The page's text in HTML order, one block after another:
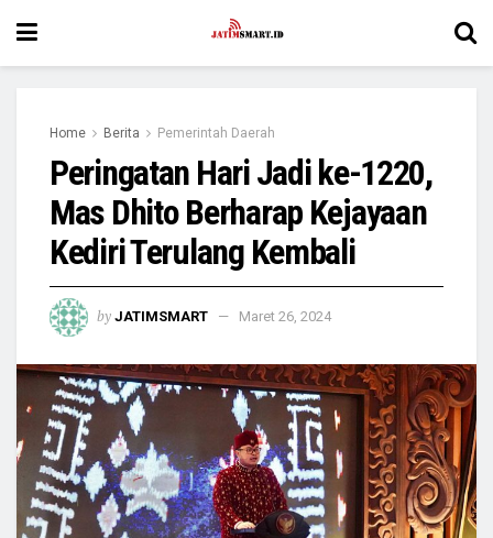
Home Berita Pemerintah Daerah
Peringatan Hari Jadi ke-1220,
Mas Dhito Berharap Kejayaan
Kediri Terulang Kembali
by JATIMSMART Maret 26, 2024